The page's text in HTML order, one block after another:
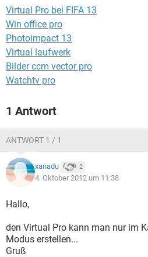
Virtual Pro bei FIFA 13
Win office pro
Photoimpact 13
Virtual laufwerk
Bilder ccm vector pro
Watchtv pro
1 Antwort
ANTWORT 1 / 1
xanadu 2
4. Oktober 2012 um 11:38
Hallo,
den Virtual Pro kann man nur im
Modus erstellen...
Gruß